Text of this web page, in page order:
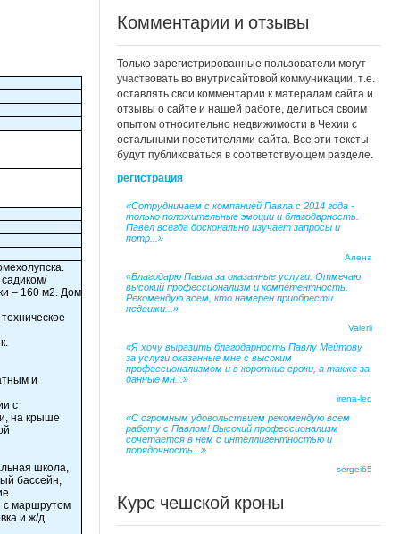
– 160 м2. Дом
и
с
на крыше
школа,
бассейн,
с маршрутом
и ж/д
Комментарии и отзывы
Только зарегистрированные пользователи могут
участвовать во внутрисайтовой коммуникации, т.е.
оставлять свои комментарии к матералам сайта и
отзывы о сайте и нашей работе, делиться своим
опытом относительно недвижимости в Чехии с
остальными посетителями сайта. Все эти тексты
будут публиковаться в соответствующем разделе.
регистрация
«Сотрудничаем с компанией Павла с 2014 года -
только положительные эмоции и благодарность.
Павел всегда досконально изучает запросы и
потр...»
Алена
«Благодарю Павла за оказанные услуги. Отмечаю
высокий профессионализм и компетентность.
Рекомендую всем, кто намерен приобрести
недвижи...»
Valerii
«Я хочу выразить благодарность Павлу Мейтову
за услуги оказанные мне с высоким
профессионализмом и в короткие сроки, а также за
данные мн...»
irena-leo
«С огромным удовольствием рекомендую всем
работу с Павлом! Высокий профессионализм
сочетается в нем с интеллигентностью и
порядочность...»
sergei65
Курс чешской кроны